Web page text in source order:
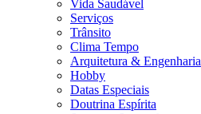
Vida Saudável
Serviços
Trânsito
Clima Tempo
Arquitetura & Engenharia
Hobby
Datas Especiais
Doutrina Espírita